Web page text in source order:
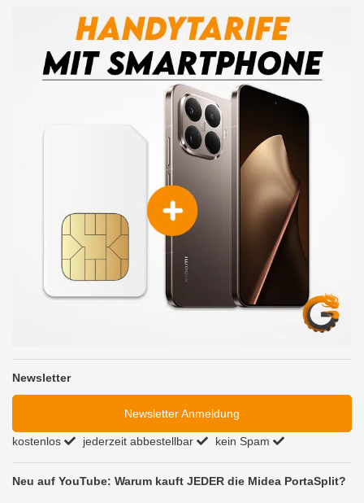
Newsletter
Newsletter Anmeldung
kostenlos jederzeit abbestellbar kein Spam
Neu auf YouTube: Warum kauft JEDER die Midea PortaSplit?